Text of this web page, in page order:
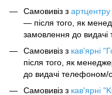
Самовивіз з
— після того, як
замовлення до
Самовивіз з кав'ярні
після того, як
до видачі телефоном/
Самовивіз з кав'ярні